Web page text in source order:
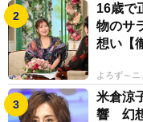
16歳で
物のサ
想い【
よろず～
米倉涼
響 幻想